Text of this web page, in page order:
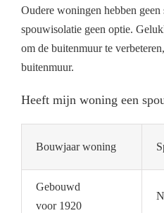
Oudere woningen hebben
spouwisolatie geen optie.
om de buitenmuur te
buitenmuur.
Heeft mijn woning een
Bouwjaar woning
Gebouwd
voor 1920